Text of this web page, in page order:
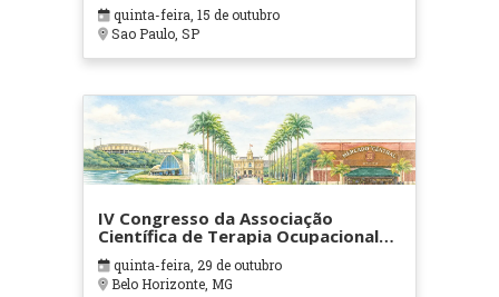
quinta-feira, 15 de outubro
Sao Paulo, SP
IV Congresso da Associação
Científica de Terapia Ocupacional
em Contextos Hospitalares e
Cuidados Paliativos - ATOHOSP
quinta-feira, 29 de outubro
Belo Horizonte, MG